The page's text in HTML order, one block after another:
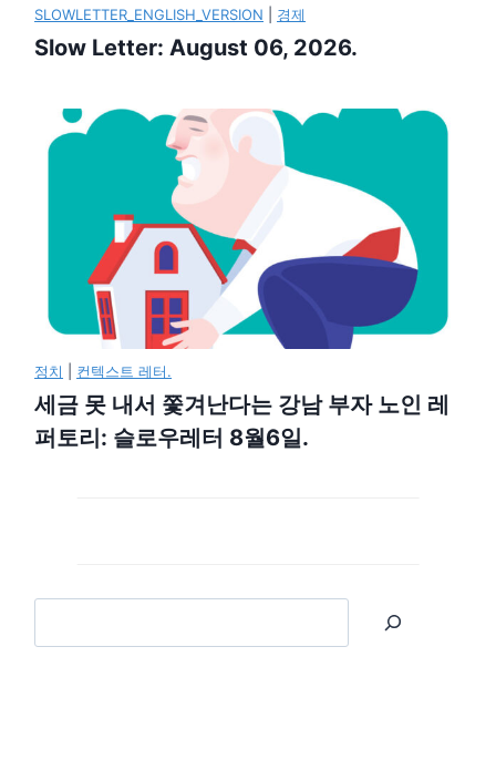
SLOWLETTER_ENGLISH_VERSION 경제
Slow Letter: August 06, 2026.
정치 컨텍스트 레터.
세금 못 내서 쫓겨난다는 강남 부자 노인 레
퍼토리: 슬로우레터 8월6일.